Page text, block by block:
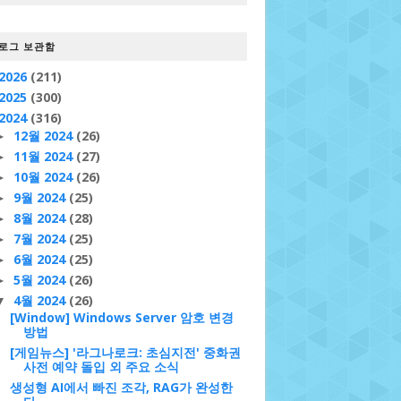
그 보관함
2026 (211)
2025 (300)
2024 (316)
12월 2024 (26)
11월 2024 (27)
10월 2024 (26)
9월 2024 (25)
8월 2024 (28)
7월 2024 (25)
6월 2024 (25)
5월 2024 (26)
4월 2024 (26)
[Window] Windows Server 암호 변경
방법
[게임뉴스] '라그나로크: 초심지전' 중화권
사전 예약 돌입 외 주요 소식
생성형 AI에서 빠진 조각, RAG가 완성한